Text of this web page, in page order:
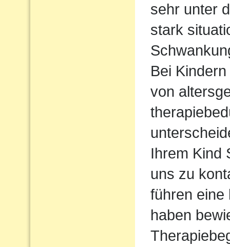
sehr unter
stark
Bei
von
Ihrem Kind
uns zu
führen eine
haben